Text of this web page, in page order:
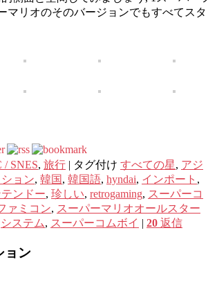
マリオのそのバージョンでもすべてスタ
/ SNES, 旅行 | タグ付け すべての星, アジ
ョン, 韓国 , 韓国語, hyndai, インポート ,
ンドー, 珍しい, retrogaming, スーパーコ
ァミコン, スーパーマリオオールスター
システム, スーパーコムボイ | 20 返信
ョン